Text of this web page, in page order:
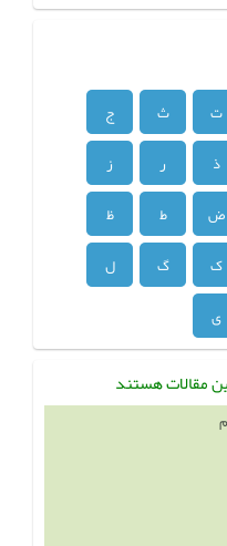
ت ث
ج
ذ ر
ز
ض ط
ظ
ک گ
ل
ی
مقالات هستند